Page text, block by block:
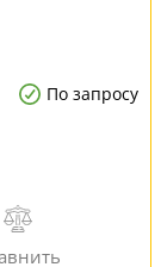
По запросу